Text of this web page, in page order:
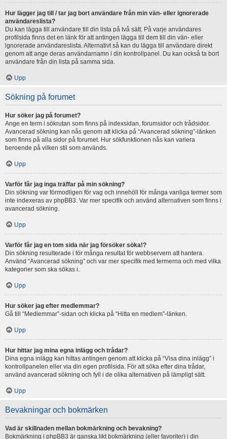
Hur lägger jag till / tar jag bort användare från min vän- eller ignorerade
användareslista?
Du kan lägga till användare till din lista på två sätt. På varje användares
profilsida finns det en länk för att antingen lägga till dem till din vän- eller
ignorerade användareslista. Alternativt så kan du lägga till användare direkt
genom att ange deras användarnamn i din kontrollpanel. Du kan också ta bort
användare från din lista på samma sida.
Upp
Sökning på forumet
Hur söker jag på forumet?
Ange en term i sökrutan som finns på indexsidan, forumsidor och trådsidor.
Avancerad sökning kan nås genom att klicka på “Avancerad sökning”-länken
som finns på alla sidor på forumet. Hur sökfunktionen nås kan variera
beroende på vilken stil som används.
Upp
Varför får jag inga träffar på min sökning?
Din sökning var förmodligen för vag och innehöll för många vanliga termer som
inte indexeras av phpBB3. Var mer specifik och använd alternativen som finns i
avancerad sökning.
Upp
Varför får jag en tom sida när jag försöker söka!?
Din sökning resulterade i för många resultat för webbservern att hantera.
Använd “Avancerad sökning” och var mer specifik med termerna och med vilka
kategorier som ska sökas i.
Upp
Hur söker jag efter medlemmar?
Gå till “Medlemmar”-sidan och klicka på “Hitta en medlem”-länken.
Upp
Hur hittar jag mina egna inlägg och trådar?
Dina egna inlägg kan hittas antingen genom att klicka på “Visa dina inlägg” i
kontrollpanelen eller via din egen profilsida. För att söka efter dina trådar,
använd avancerad sökning och fyll i de olika alternativen på lämpligt sätt.
Upp
Bevakningar och bokmärken
Vad är skillnaden mellan bokmärkning och bevakning?
Bokmärkning i phpBB3 är ganska likt bokmärkning (eller favoriter) i din